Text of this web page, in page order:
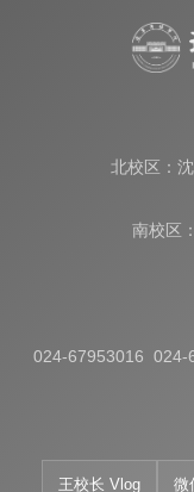
北校区：
南校区
024-67953016 024-
王校长 Vlog 微